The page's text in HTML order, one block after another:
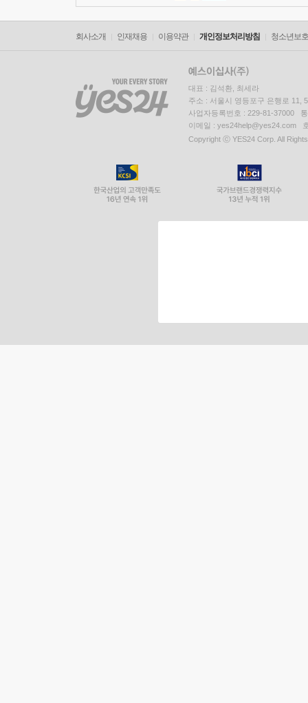
회사소개 인재채용 이용약관 개인정보처리방침 청소년보
대표 : 김석환, 최세라
주소 : 서울시 영등포구 은행로 11,
사업자등록번호 : 229-81-37000
이메일 : yes24help@yes24.com
Copyright ⓒ YES24 Corp. All